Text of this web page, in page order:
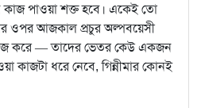
পাওয়া শক্ত হবে। একেই তো
ওপর আজকাল প্রচুর অল্পবয়েসী
করে — তাদের ভেতর কেউ একজন
কাজটা ধরে নেবে, গিন্নীমার কোনই